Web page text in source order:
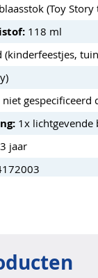
(Toy Story
118 ml
(kinderfeestjes,
niet gespecificeerd
1x lichtgevende
jaar